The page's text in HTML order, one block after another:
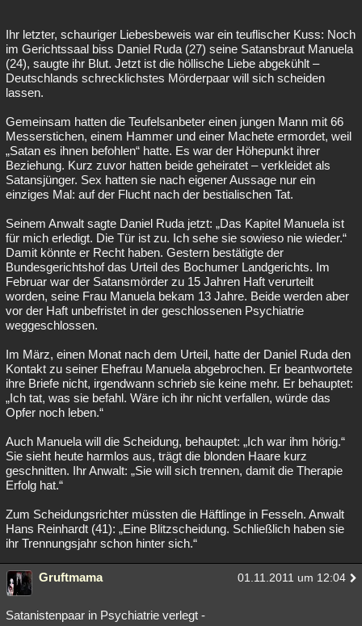
Ihr letzter, schauriger Liebesbeweis war ein teuflischer Kuss: Noch
im Gerichtssaal biss Daniel Ruda (27) seine Satansbraut Manuela
(24), saugte ihr Blut. Jetzt ist die höllische Liebe abgekühlt –
Deutschlands schrecklichstes Mörderpaar will sich scheiden
lassen.
Gemeinsam hatten die Teufelsanbeter einen jungen Mann mit 66
Messerstichen, einem Hammer und einer Machete ermordet, weil
„Satan es ihnen befohlen“ hatte. Es war der Höhepunkt ihrer
Beziehung. Kurz zuvor hatten beide geheiratet – verkleidet als
Satansjünger. Sex hatten sie nach eigener Aussage nur ein
einziges Mal: auf der Flucht nach der bestialischen Tat.
Seinem Anwalt sagte Daniel Ruda jetzt: „Das Kapitel Manuela ist
für mich erledigt. Die Tür ist zu. Ich sehe sie sowieso nie wieder.“
Damit könnte er Recht haben. Gestern bestätigte der
Bundesgerichtshof das Urteil des Bochumer Landgerichts. Im
Februar war der Satansmörder zu 15 Jahren Haft verurteilt
worden, seine Frau Manuela bekam 13 Jahre. Beide werden aber
vor der Haft unbefristet in der geschlossenen Psychiatrie
weggeschlossen.
Im März, einen Monat nach dem Urteil, hatte der Daniel Ruda den
Kontakt zu seiner Ehefrau Manuela abgebrochen. Er beantwortete
ihre Briefe nicht, irgendwann schrieb sie keine mehr. Er behauptet:
„Ich tat, was sie befahl. Wäre ich ihr nicht verfallen, würde das
Opfer noch leben.“
Auch Manuela will die Scheidung, behauptet: „Ich war ihm hörig.“
Sie sieht heute harmlos aus, trägt die blonden Haare kurz
geschnitten. Ihr Anwalt: „Sie will sich trennen, damit die Therapie
Erfolg hat.“
Zum Scheidungsrichter müssten die Häftlinge in Fesseln. Anwalt
Hans Reinhardt (41): „Eine Blitzscheidung. Schließlich haben sie
ihr Trennungsjahr schon hinter sich.“
Gruftmama 01.11.2011 um 12:04
Satanistenpaar in Psychiatrie verlegt -